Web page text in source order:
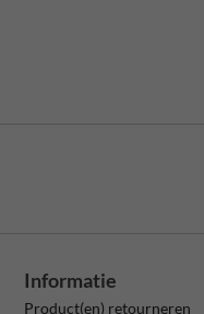
Informatie
Product(en) retourneren